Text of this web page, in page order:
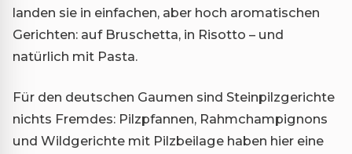
landen sie in einfachen, aber hoch aromatischen
Gerichten: auf Bruschetta, in Risotto – und
natürlich mit Pasta.
Für den deutschen Gaumen sind Steinpilzgerichte
nichts Fremdes: Pilzpfannen, Rahmchampignons
und Wildgerichte mit Pilzbeilage haben hier eine